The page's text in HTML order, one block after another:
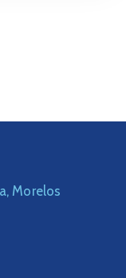
Morelos